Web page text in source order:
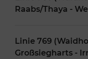
Raabs/Thaya -
Linie 769
Großsiegharts -